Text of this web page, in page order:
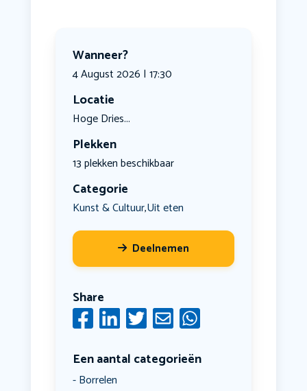
Wanneer?
4 August 2026 | 17:30
Locatie
Hoge Dries...
Plekken
13 plekken beschikbaar
Categorie
Kunst & Cultuur,Uit eten
Deelnemen
Share
Een aantal categorieën
Borrelen